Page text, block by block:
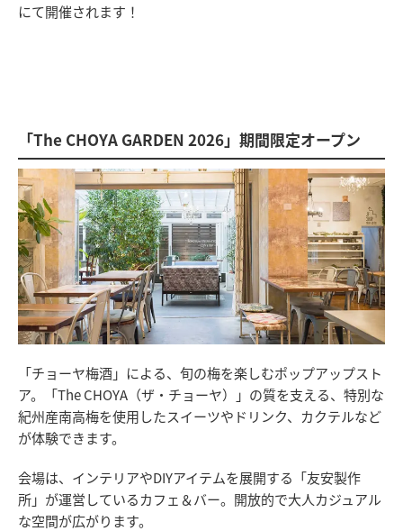
にて開催されます！
「The CHOYA GARDEN 2026」期間限定オープン
「チョーヤ梅酒」による、旬の梅を楽しむポップアップスト
ア。「The CHOYA（ザ・チョーヤ）」の質を支える、特別な
紀州産南高梅を使用したスイーツやドリンク、カクテルなど
が体験できます。
会場は、インテリアやDIYアイテムを展開する「友安製作
所」が運営しているカフェ＆バー。開放的で大人カジュアル
な空間が広がります。